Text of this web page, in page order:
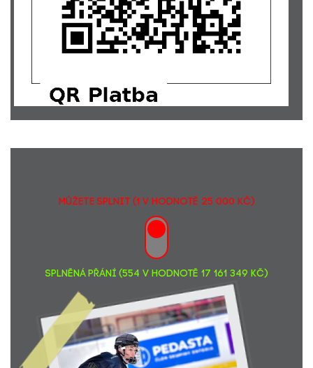
MŮŽETE SPLNIT (1 v hodnotě 25 000 Kč)
SPLNĚNÁ PŘÁNÍ (554 v hodnotě 17 161 349 Kč)